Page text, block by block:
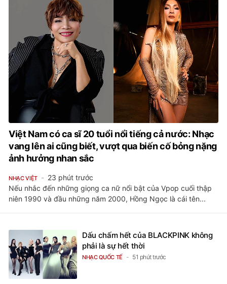
Việt Nam có ca sĩ 20 tuổi nổi tiếng cả nước: Nhạc
vang lên ai cũng biết, vượt qua biến cố bỏng nặng
ảnh hưởng nhan sắc
NHẠC VIỆT
23 phút trước
Nếu nhắc đến những giọng ca nữ nổi bật của Vpop cuối thập
niên 1990 và đầu những năm 2000, Hồng Ngọc là cái tên...
Dấu chấm hết của BLACKPINK không
phải là sự hết thời
NHẠC QUỐC TẾ 51 phút trước